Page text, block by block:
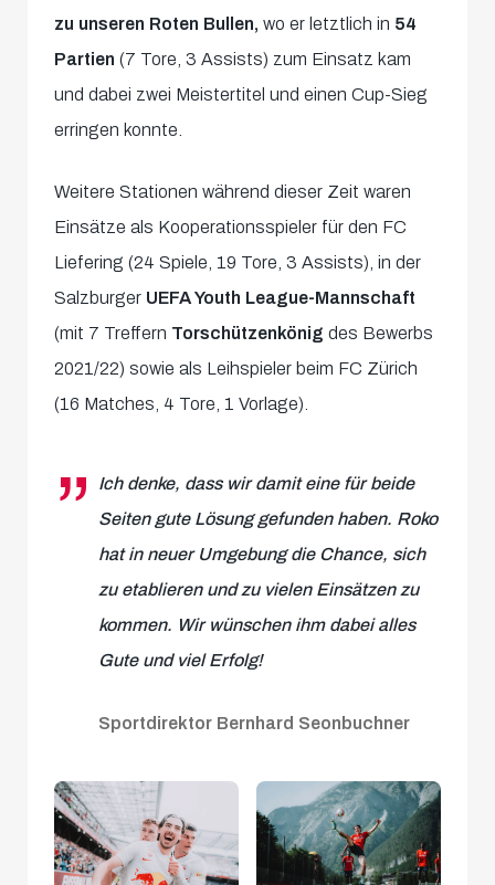
zu unseren Roten Bullen, wo er letztlich in 54
Partien (7 Tore, 3 Assists) zum Einsatz kam
und dabei zwei Meistertitel und einen Cup-Sieg
erringen konnte.
Weitere Stationen während dieser Zeit waren
Einsätze als Kooperationsspieler für den FC
Liefering (24 Spiele, 19 Tore, 3 Assists), in der
Salzburger UEFA Youth League-Mannschaft
(mit 7 Treffern Torschützenkönigdes Bewerbs
2021/22) sowie als Leihspieler beim FC Zürich
(16 Matches, 4 Tore, 1 Vorlage).
Ich denke, dass wir damit eine für beide
Seiten gute Lösung gefunden haben. Roko
hat in neuer Umgebung die Chance, sich
zu etablieren und zu vielen Einsätzen zu
kommen. Wir wünschen ihm dabei alles
Gute und viel Erfolg!
Sportdirektor Bernhard Seonbuchner